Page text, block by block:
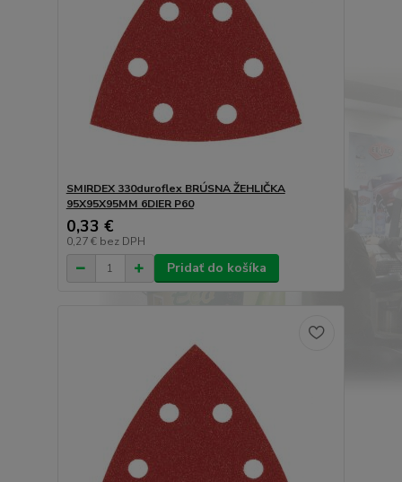
SMIRDEX 330duroflex BRÚSNA ŽEHLIČKA
95X95X95MM 6DIER P60
0,33 €
0,27 € bez DPH
Pridať do košíka